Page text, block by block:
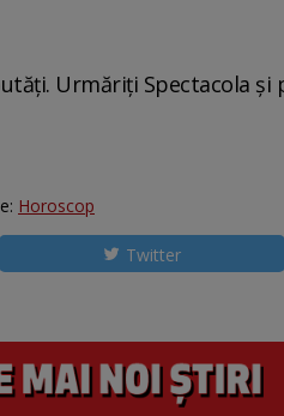
Urmăriți Spectacola și
Horoscop
Twitter